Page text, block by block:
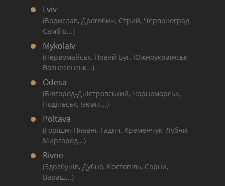
Lviv
(Борислав, Дрогобич, Стрий, Червоноград,
Самбір...)
Mykolaiv
(Первомайськ, Новий Буг, Южноукраїнськ,
Вознесенськ...)
Odesa
(Білгород-Дністровський, Чорноморськ,
Подільськ, Ізмаїл...)
Poltava
(Горішні Плавні, Гадяч, Кременчук, Лубни,
Миргород...)
Rivne
(Здолбунів, Дубно, Костопіль, Сарни,
Вараш...)